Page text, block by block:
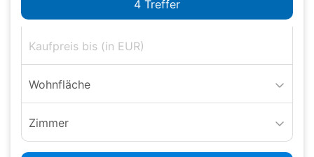
Wohnfläche
Zimmer